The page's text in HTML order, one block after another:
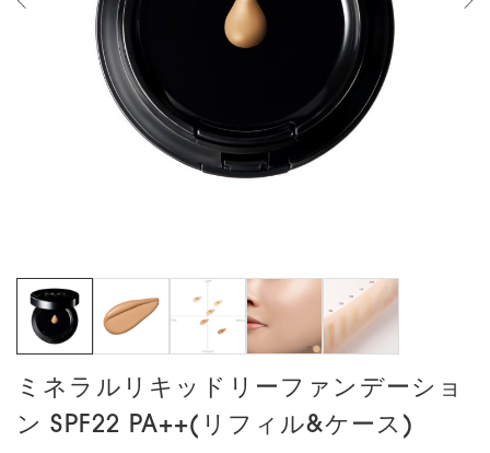
ミネラルリキッドリーファンデーショ
ン SPF22 PA++(リフィル&ケース)